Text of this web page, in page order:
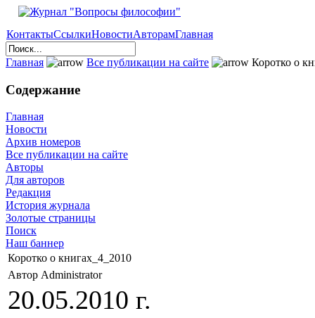
КонтактыСсылкиНовостиАвторамГлавная
Главная Все публикации на сайте Коротко о
Содержание
Главная
Новости
Архив номеров
Все публикации на сайте
Авторы
Для авторов
Редакция
История журнала
Золотые страницы
Поиск
Наш баннер
Коротко о книгах_4_2010
Автор Administrator
20.05.2010 г.